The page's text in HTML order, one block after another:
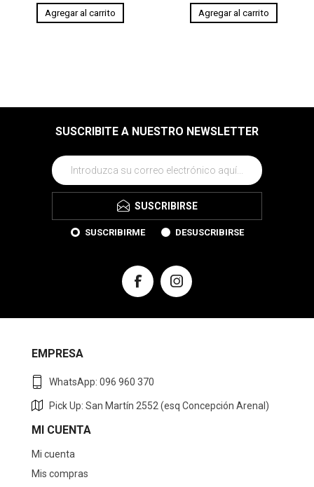
SUSCRIBITE A NUESTRO NEWSLETTER
SUSCRIBIRSE
SUSCRIBIRME DESUSCRIBIRSE
EMPRESA
WhatsApp: 096 960 370
Pick Up: San Martín 2552 (esq Concepción Arenal)
MI CUENTA
Mi cuenta
Mis compras